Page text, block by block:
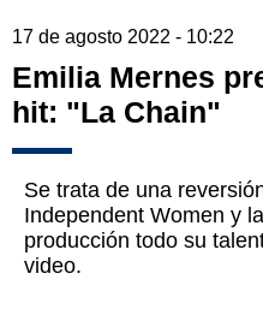
17 de agosto 2022 - 10:22
Emilia Mernes
hit: "La Chain"
Se trata de una
Independent Women y
producción todo su
video.